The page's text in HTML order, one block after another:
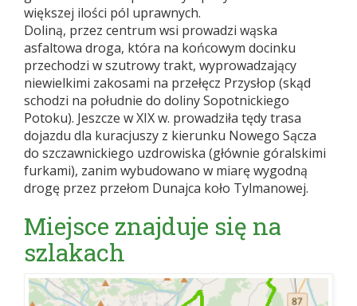
większej ilości pól uprawnych.
Doliną, przez centrum wsi prowadzi wąska
asfaltowa droga, która na końcowym docinku
przechodzi w szutrowy trakt, wyprowadzający
niewielkimi zakosami na przełęcz Przysłop (skąd
schodzi na południe do doliny Sopotnickiego
Potoku). Jeszcze w XIX w. prowadziła tędy trasa
dojazdu dla kuracjuszy z kierunku Nowego Sącza
do szczawnickiego uzdrowiska (głównie góralskimi
furkami), zanim wybudowano w miarę wygodną
drogę przez przełom Dunajca koło Tylmanowej.
Miejsce znajduje się na
szlakach